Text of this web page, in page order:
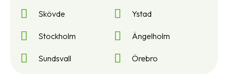
Skövde
Stockholm
Sundsvall
Ystad
Ängelholm
Örebro